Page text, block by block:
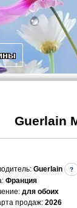
Guerlain
: Guerlain ?
Франция
для обоих
продаж: 2026